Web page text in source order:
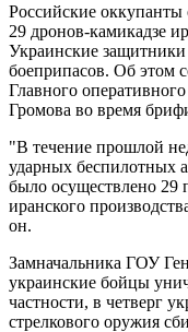
Российские оккупанты
29 дронов-камикадзе
Украинские
боеприпасов. Об этом
Главного
Громова во время
"В течение прошлой
ударных беспилотных
было осуществлено 29
иранского
он.
Замначальника ГОУ
украинские бойцы
частности, в четверг
стрелкового оружия